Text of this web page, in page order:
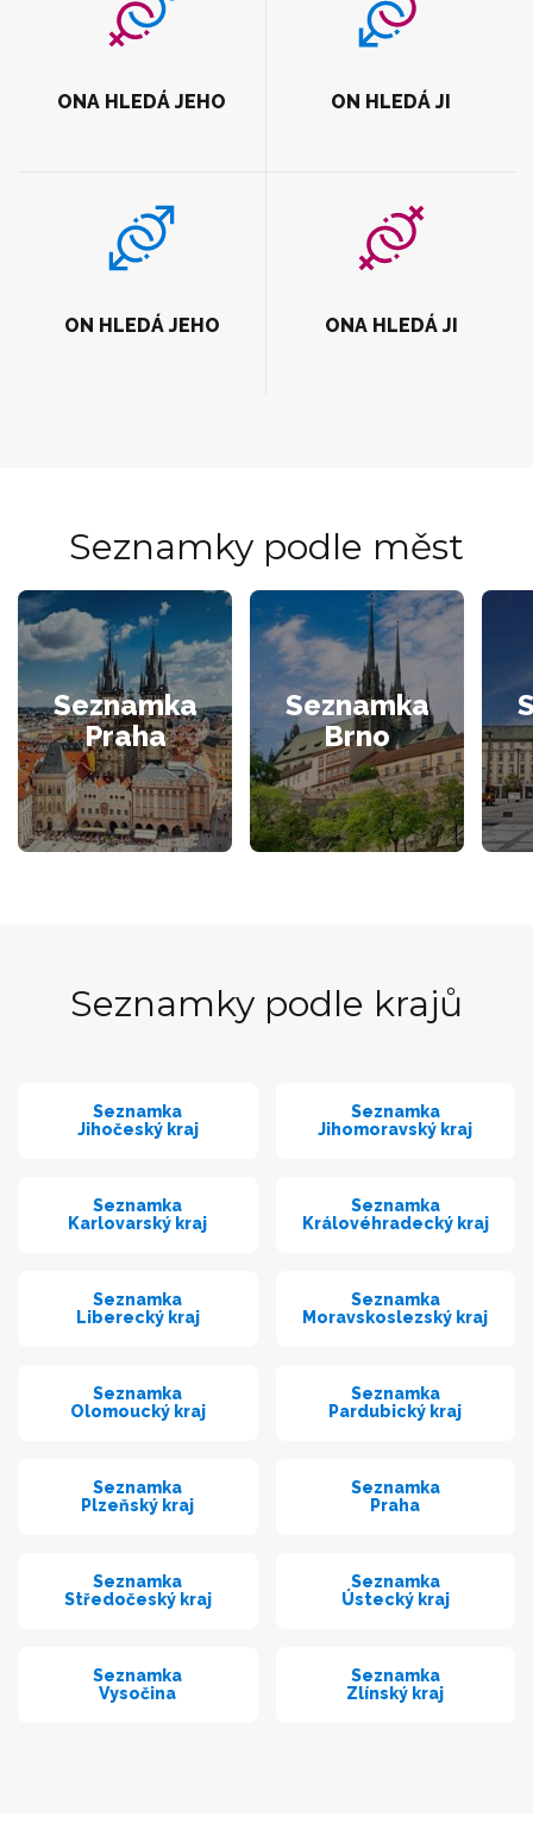
ONA HLEDÁ JEHO ON HLEDÁ JI
ON HLEDÁ JEHO ONA HLEDÁ JI
Seznamky podle měst
Seznamka
Praha
Seznamka
Brno
Seznamky podle krajů
Seznamka
Jihočeský kraj
Seznamka
Jihomoravský kraj
Seznamka
Karlovarský kraj
Seznamka
Královéhradecký kraj
Seznamka
Liberecký kraj
Seznamka
Moravskoslezský kraj
Seznamka
Olomoucký kraj
Seznamka
Pardubický kraj
Seznamka
Plzeňský kraj
Seznamka
Praha
Seznamka
Středočeský kraj
Seznamka
Ústecký kraj
Seznamka
Vysočina
Seznamka
Zlínský kraj